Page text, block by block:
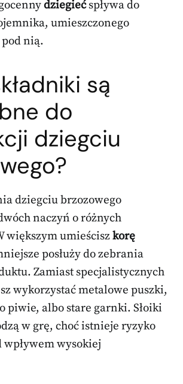
dziegiećspływa do
umieszczonego
nią.
są
do
dziegciu
dziegciu brzozowego
naczyń o różnych
większym umieściszkorę
posłuży do zebrania
Zamiast specjalistycznych
wykorzystać metalowe puszki,
piwie, albo stare garnki. Słoiki
w grę, choć istnieje ryzyko
wysokiej